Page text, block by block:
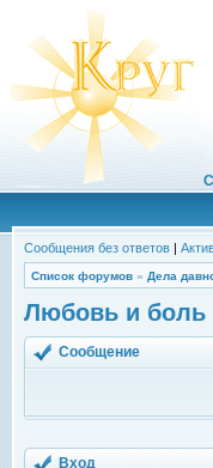
Сообщения без ответов |
Список форумов » Дела
Любовь и боль
Сообщение
Вход